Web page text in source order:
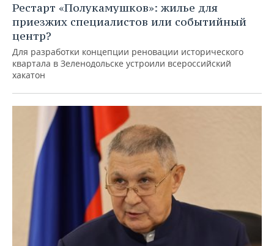
Рестарт «Полукамушков»: жилье для
приезжих специалистов или событийный
центр?
Для разработки концепции реновации исторического
квартала в Зеленодольске устроили всероссийский
хакатон